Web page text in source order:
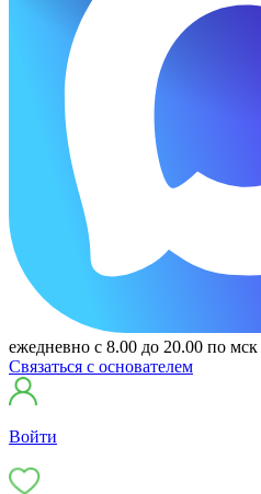
ежедневно с 8.00 до 20.00 по мск
Связаться с основателем
Войти